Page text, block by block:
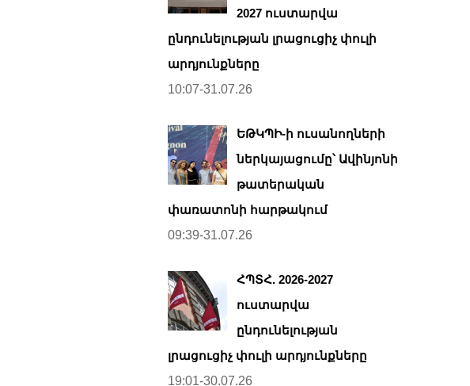
2027 ուստարվա
ընդունելության լրացուցիչ փուլի
արդյունքները
10:07-31.07.26
ԵԹԿՊԻ-ի ուսանողների
ներկայացումը՝ Ավինյոնի
թատերական
փառատոնի հարթակում
09:39-31.07.26
ՀՊՏՀ. 2026-2027
ուստարվա
ընդունելության
լրացուցիչ փուլի արդյունքները
19:01-30.07.26